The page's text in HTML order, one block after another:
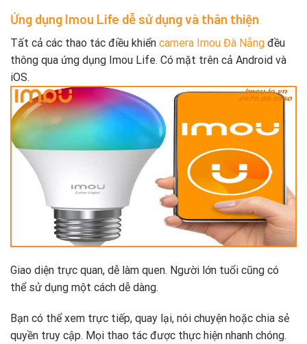
Ứng dụng Imou Life dễ sử dụng và thân thiện
Tất cả các thao tác điều khiển camera Imou Đà Nẵng đều
thông qua ứng dụng Imou Life. Có mặt trên cả Android và
iOS.
Giao diện trực quan, dễ làm quen. Người lớn tuổi cũng có
thể sử dụng một cách dễ dàng.
Bạn có thể xem trực tiếp, quay lại, nói chuyện hoặc chia sẻ
quyền truy cập. Mọi thao tác được thực hiện nhanh chóng.